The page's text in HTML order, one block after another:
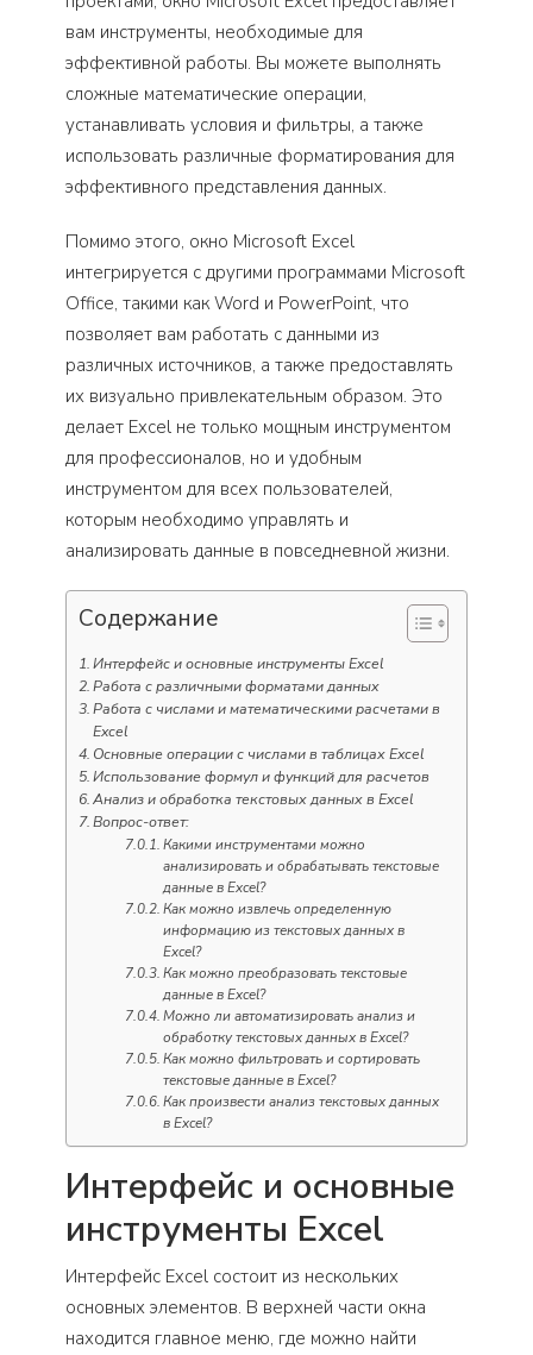
вам инструменты, необходимые для
эффективной работы. Вы можете выполнять
сложные математические операции,
устанавливать условия и фильтры, а также
использовать различные форматирования для
эффективного представления данных.
Помимо этого, окно Microsoft Excel
интегрируется с другими программами Microsoft
Office, такими как Word и PowerPoint, что
позволяет вам работать с данными из
различных источников, а также предоставлять
их визуально привлекательным образом. Это
делает Excel не только мощным инструментом
для профессионалов, но и удобным
инструментом для всех пользователей,
которым необходимо управлять и
анализировать данные в повседневной жизни.
Содержание
Интерфейс и основные инструменты Excel
Работа с различными форматами данных
Работа с числами и математическими расчетами в
Excel
Основные операции с числами в таблицах Excel
Использование формул и функций для расчетов
Анализ и обработка текстовых данных в Excel
Вопрос-ответ:
Какими инструментами можно
анализировать и обрабатывать текстовые
данные в Excel?
Как можно извлечь определенную
информацию из текстовых данных в
Excel?
Как можно преобразовать текстовые
данные в Excel?
Можно ли автоматизировать анализ и
обработку текстовых данных в Excel?
Как можно фильтровать и сортировать
текстовые данные в Excel?
Как произвести анализ текстовых данных
в Excel?
Интерфейс и основные
инструменты Excel
Интерфейс Excel состоит из нескольких
основных элементов. В верхней части окна
находится главное меню, где можно найти